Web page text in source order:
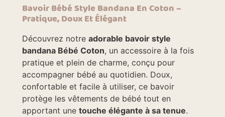
Bavoir Bébé Style Bandana En Coton –
Pratique, Doux Et Élégant
Découvrez notre adorable bavoir style
bandana Bébé Coton, un accessoire à la fois
pratique et plein de charme, conçu pour
accompagner bébé au quotidien. Doux,
confortable et facile à utiliser, ce bavoir
protège les vêtements de bébé tout en
apportant une touche élégante à sa tenue.